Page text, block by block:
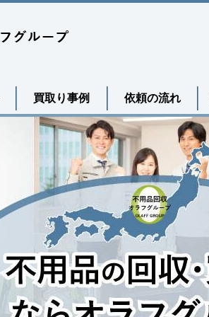
買取り事例 依頼の流れ